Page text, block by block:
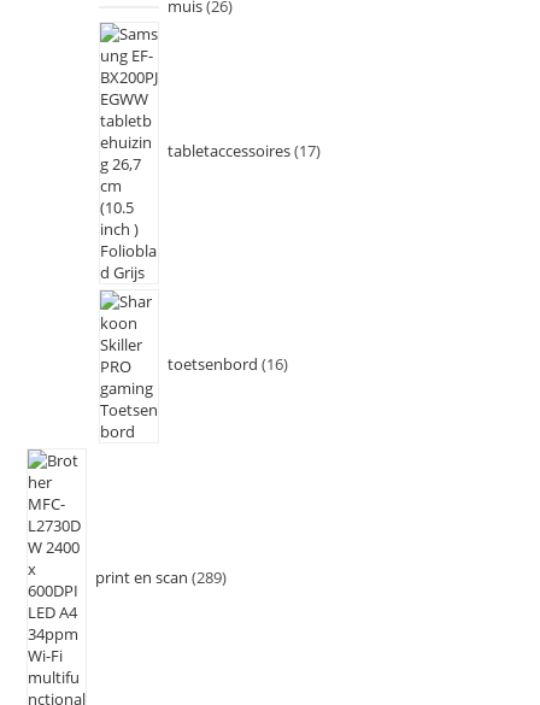
muis 26
tabletaccessoires 17
toetsenbord 16
print en scan 289